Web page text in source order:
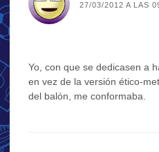
27/03/2012 A LAS
Yo, con que se dedicasen a
en vez de la versión ético-
del balón, me conformaba.